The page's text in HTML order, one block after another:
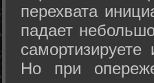
перехвата
падает
самортизируете
Но при